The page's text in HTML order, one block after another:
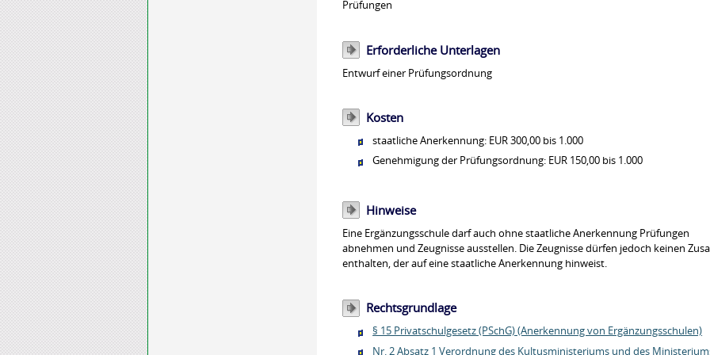
Prüfungen
Erforderliche Unterlagen
Entwurf einer Prüfungsordnung
Kosten
staatliche Anerkennung: EUR 300,00 bis 1.000
Genehmigung der Prüfungsordnung: EUR 150,00 bis 1.000
Hinweise
Eine Ergänzungsschule darf auch ohne staatliche Anerkennung Prüfungen
abnehmen und Zeugnisse ausstellen. Die Zeugnisse dürfen jedoch keinen
enthalten, der auf eine staatliche Anerkennung hinweist.
Rechtsgrundlage
§ 15 Privatschulgesetz (PSchG) (Anerkennung von Ergänzungsschulen)
Nr. 2 Absatz 1 Verordnung des Kultusministeriums und des